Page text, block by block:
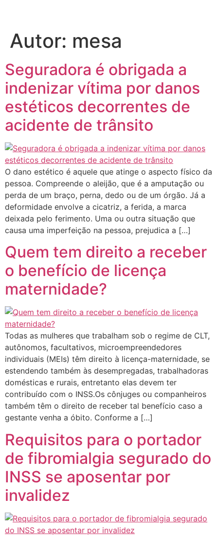
Autor: mesa
Seguradora é obrigada a
indenizar vítima por danos
estéticos decorrentes de
acidente de trânsito
O dano estético é aquele que atinge o aspecto físico da
pessoa. Compreende o aleijão, que é a amputação ou
perda de um braço, perna, dedo ou de um órgão. Já a
deformidade envolve a cicatriz, a ferida, a marca
deixada pelo ferimento. Uma ou outra situação que
causa uma imperfeição na pessoa, prejudica a […]
Quem tem direito a receber
o benefício de licença
maternidade?
Todas as mulheres que trabalham sob o regime de CLT,
autônomos, facultativos, microempreendedores
individuais (MEIs) têm direito à licença-maternidade, se
estendendo também às desempregadas, trabalhadoras
domésticas e rurais, entretanto elas devem ter
contribuído com o INSS.Os cônjuges ou companheiros
também têm o direito de receber tal benefício caso a
gestante venha a óbito. Conforme a […]
Requisitos para o portador
de fibromialgia segurado do
INSS se aposentar por
invalidez